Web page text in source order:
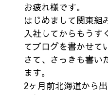
お疲れ様です。
はじめまして関東組
入社してからもうす
てブログを書かせて
さて、さっきも書い
ます。
2ヶ月前北海道から